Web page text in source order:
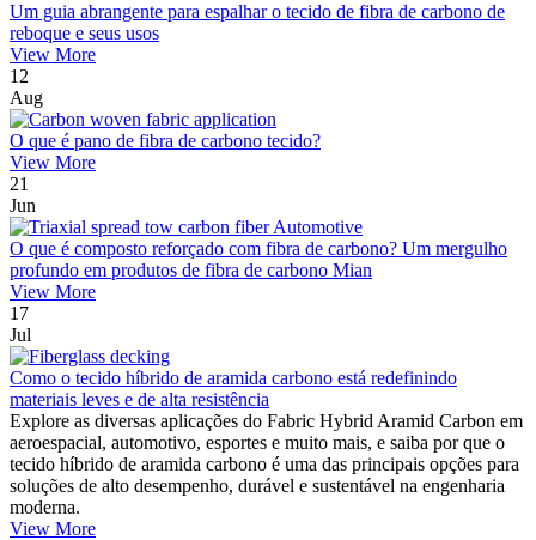
Um guia abrangente para espalhar o tecido de fibra de carbono de
reboque e seus usos
View More
12
Aug
O que é pano de fibra de carbono tecido?
View More
21
Jun
O que é composto reforçado com fibra de carbono? Um mergulho
profundo em produtos de fibra de carbono Mian
View More
17
Jul
Como o tecido híbrido de aramida carbono está redefinindo
materiais leves e de alta resistência
Explore as diversas aplicações do Fabric Hybrid Aramid Carbon em
aeroespacial, automotivo, esportes e muito mais, e saiba por que o
tecido híbrido de aramida carbono é uma das principais opções para
soluções de alto desempenho, durável e sustentável na engenharia
moderna.
View More